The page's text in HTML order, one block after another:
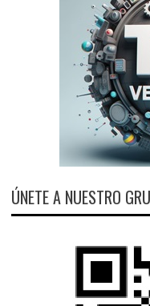
ÚNETE A NUESTRO